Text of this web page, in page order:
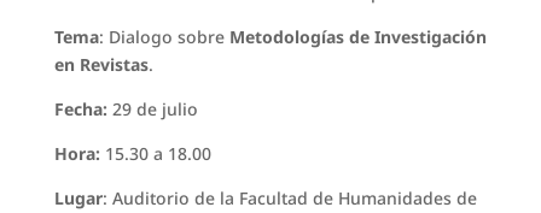
Tema: Dialogo sobre Metodologías de Investigación
en Revistas.
Fecha: 29 de julio
Hora: 15.30 a 18.00
Lugar: Auditorio de la Facultad de Humanidades de